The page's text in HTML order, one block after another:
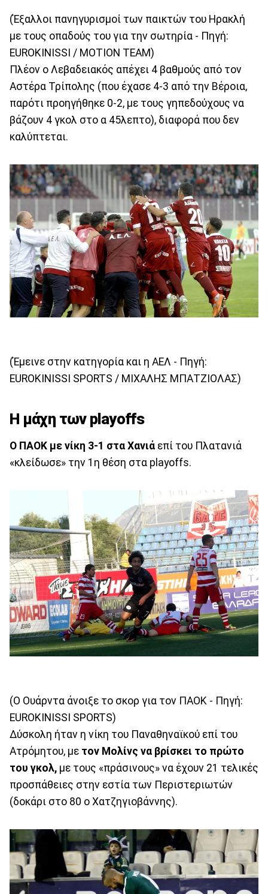
(Έξαλλοι πανηγυρισμοί των παικτών του Ηρακλή
με τους οπαδούς του για την σωτηρία - Πηγή:
EUROKINISSI / MOTION TEAM)
Πλέον ο Λεβαδειακός απέχει 4 βαθμούς από τον
Αστέρα Τρίπολης (που έχασε 4-3 από την Βέροια,
παρότι προηγήθηκε 0-2, με τους γηπεδούχους να
βάζουν 4 γκολ στο α 45λεπτο), διαφορά που δεν
καλύπτεται.
(Έμεινε στην κατηγορία και η ΑΕΛ - Πηγή:
EUROKINISSI SPORTS / ΜΙΧΑΛΗΣ ΜΠΑΤΖΙΟΛΑΣ)
Η μάχη των playoffs
Ο ΠΑΟΚ με νίκη 3-1 στα Χανιά επί του Πλατανιά
«κλείδωσε» την 1η θέση στα playoffs.
(Ο Ουάρντα άνοιξε το σκορ για τον ΠΑΟΚ - Πηγή:
EUROKINISSI SPORTS)
Δύσκολη ήταν η νίκη του Παναθηναϊκού επί του
Ατρόμητου, με τον Μολίνς να βρίσκει το πρώτο
του γκολ, με τους «πράσινους» να έχουν 21 τελικές
προσπάθειες στην εστία των Περιστεριωτών
(δοκάρι στο 80 ο Χατζηγιοβάννης).